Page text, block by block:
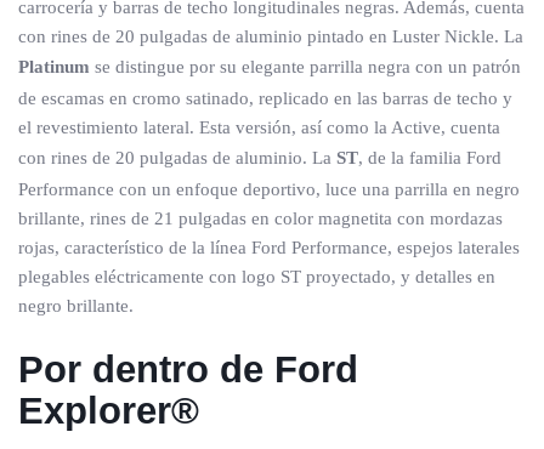
carrocería y barras de techo longitudinales negras. Además, cuenta
con rines de 20 pulgadas de aluminio pintado en Luster Nickle. La
Platinum se distingue por su elegante parrilla negra con un patrón
de escamas en cromo satinado, replicado en las barras de techo y
el revestimiento lateral. Esta versión, así como la Active, cuenta
con rines de 20 pulgadas de aluminio. La ST, de la familia Ford
Performance con un enfoque deportivo, luce una parrilla en negro
brillante, rines de 21 pulgadas en color magnetita con mordazas
rojas, característico de la línea Ford Performance, espejos laterales
plegables eléctricamente con logo ST proyectado, y detalles en
negro brillante.
Por dentro de Ford
Explorer®